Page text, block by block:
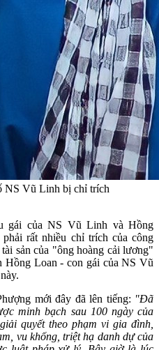
NS Vũ Linh bị chỉ trích
gái của NS Vũ Linh và Hồng
rất nhiều chỉ trích của công
sản của "ông hoàng cải lương"
Hồng Loan - con gái của NS Vũ
mới đây đã lên tiếng: "Đã
minh bạch sau 100 ngày của
quyết theo phạm vi gia đình,
vu khống, triệt hạ danh dự của